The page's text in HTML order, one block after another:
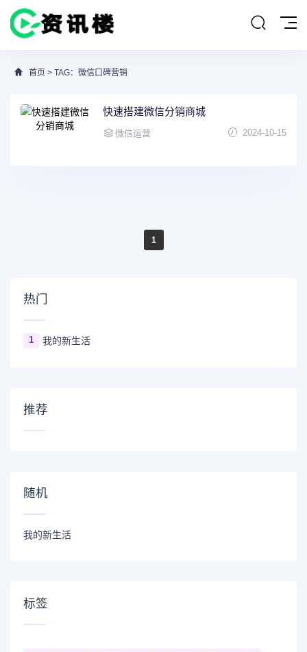
首页 > TAG：微信口碑营销
快速搭建微信分销商城
微信运营 2024-10-15
1
热门
1 我的新生活
推荐
随机
我的新生活
标签